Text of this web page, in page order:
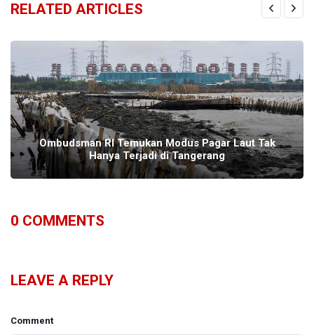
RELATED ARTICLES
Ombudsman RI Temukan Modus Pagar Laut Tak
Hanya Terjadi di Tangerang
0 COMMENTS
LEAVE A REPLY
Comment